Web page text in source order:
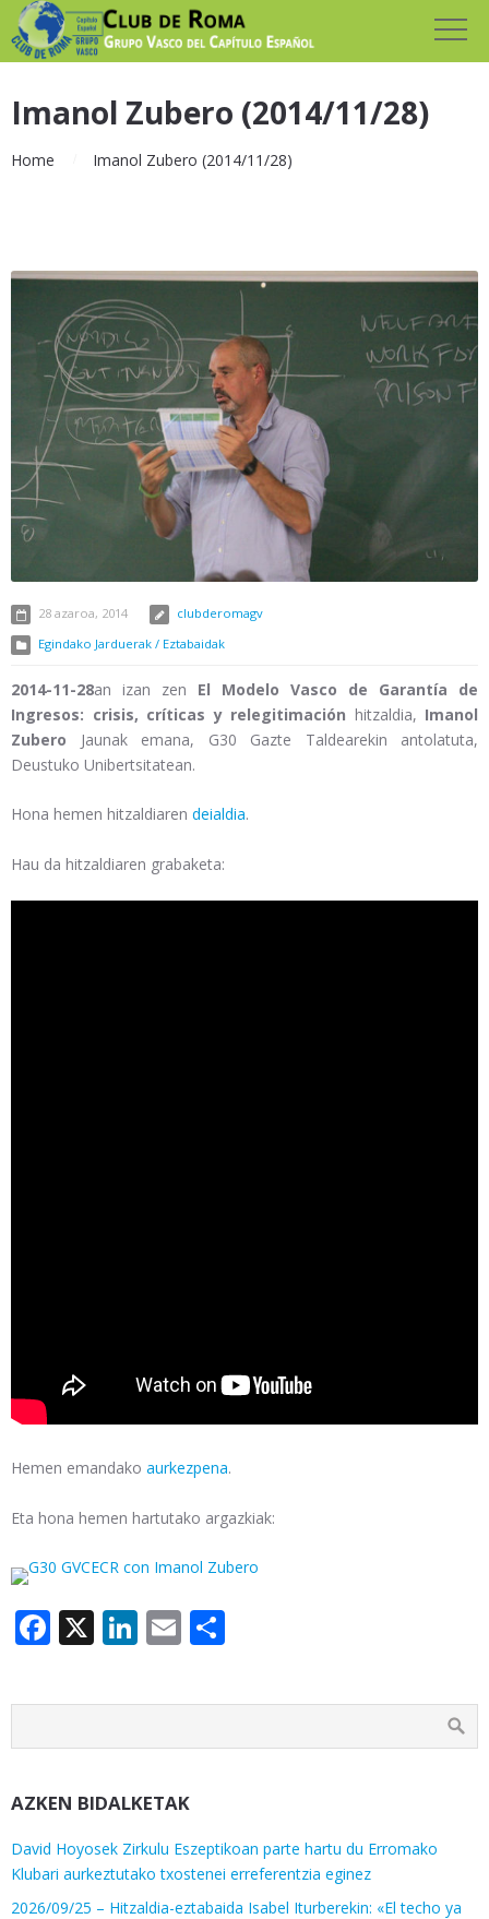
Imanol Zubero (2014/11/28)
Home Imanol Zubero (2014/11/28)
28 azaroa, 2014
clubderomagv
Egindako Jarduerak / Eztabaidak
2014-11-28an izan zen El Modelo Vasco de Garantía de
Ingresos: crisis, críticas y relegitimación hitzaldia, Imanol
Zubero Jaunak emana, G30 Gazte Taldearekin antolatuta,
Deustuko Unibertsitatean.
Hona hemen hitzaldiaren deialdia.
Hau da hitzaldiaren grabaketa:
Hemen emandako aurkezpena.
Eta hona hemen hartutako argazkiak:
Facebook
X LinkedIn
Email
AZKEN BIDALKETAK
David Hoyosek Zirkulu Eszeptikoan parte hartu du Erromako
Klubari aurkeztutako txostenei erreferentzia eginez
2026/09/25 – Hitzaldia-eztabaida Isabel Iturberekin: «El techo ya